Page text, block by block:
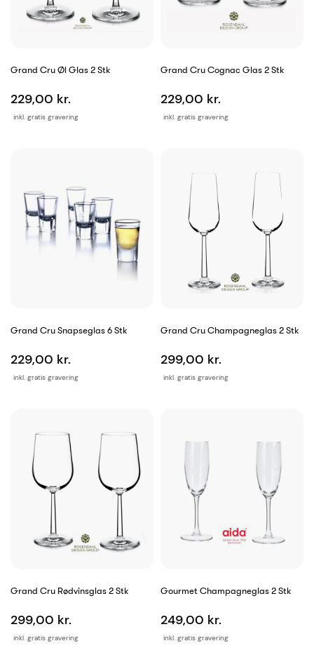
Grand Cru Øl Glas 2 Stk
inkl. gratis gravering
229,00 kr.
Grand Cru Cognac Glas 2 Stk
inkl. gratis gravering
229,00 kr.
Grand Cru Snapseglas 6 Stk
inkl. gratis gravering
229,00 kr.
Grand Cru Champagneglas 2 Stk
inkl. gratis gravering
299,00 kr.
Grand Cru Rødvinsglas 2 Stk
inkl. gratis gravering
299,00 kr.
Gourmet Champagneglas 2 Stk
inkl. gratis gravering
249,00 kr.